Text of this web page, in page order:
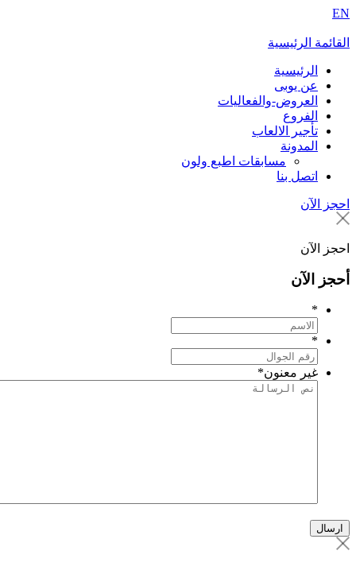
الرئيسية
الرئيسية
عن يوبى
العروض-والفعاليات
الفروع
تأجير الالعاب
المدونة
مسابقات اطبع ولون
اتصل بنا
الآن
الآن
الآن
*
*
غير معنون*